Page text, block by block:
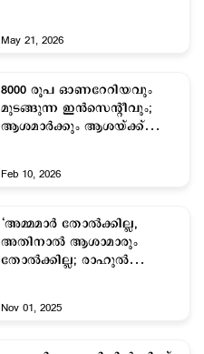
May 21, 2026
8000 രൂപ ഓണറേറിയവും
മുടങ്ങുന്ന ഇൻസെന്റീവും;
ആശമാര്‍ക്കും ആശയ്ക്ക്
Feb 10, 2026
‘അമ്മമാർ തോല്‍ക്കില്ല,
അതിനാൽ ആശാമാരും
തോല്‍ക്കില്ല; രാഹുല്‍
Nov 01, 2025